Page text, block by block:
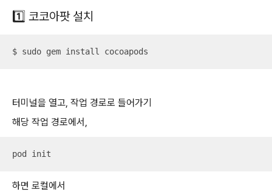
1️⃣ 코코아팟 설치
$ sudo gem install cocoapods
터미널을 열고, 작업 경로로 들어가기
해당 작업 경로에서,
pod init
하면 로컬에서